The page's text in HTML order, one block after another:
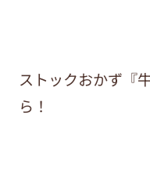
ストックおかず『
ら！